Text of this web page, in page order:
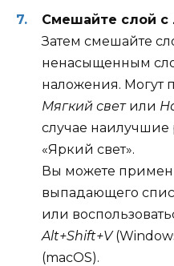
Смешайте слой с
Затем смешайте
ненасыщенным
наложения. Могут
Мягкий светили
случае наилучшие
«Яркий свет».
Вы можете
выпадающего
или
Alt+Shift+V
(macOS).